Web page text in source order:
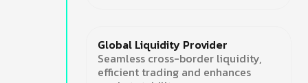
Global Liquidity Provider
Seamless cross-border liquidity,
efficient trading and enhances